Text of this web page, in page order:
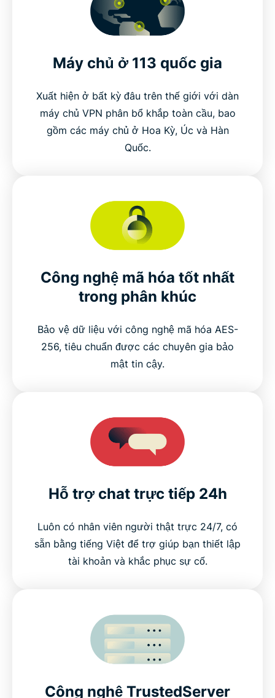
Máy chủ ở 113 quốc gia
Xuất hiện ở bất kỳ đâu trên thế giới với dàn
máy chủ VPN phân bổ khắp toàn cầu, bao
gồm các máy chủ ở Hoa Kỳ, Úc và Hàn
Quốc.
Công nghệ mã hóa tốt nhất
trong phân khúc
Bảo vệ dữ liệu với công nghệ mã hóa AES-
256, tiêu chuẩn được các chuyên gia bảo
mật tin cậy.
Hỗ trợ chat trực tiếp 24h
Luôn có nhân viên người thật trực 24/7, có
sẵn bằng tiếng Việt để trợ giúp bạn thiết lập
tài khoản và khắc phục sự cố.
Công nghệ TrustedServer